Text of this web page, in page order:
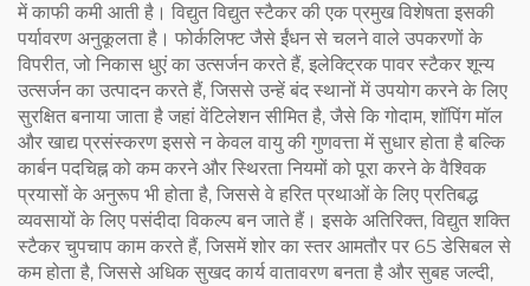
में काफी कमी आती है। विद्युत विद्युत स्टैकर की एक प्रमुख विशेषता इसकी
पर्यावरण अनुकूलता है। फोर्कलिफ्ट जैसे ईंधन से चलने वाले उपकरणों के
विपरीत, जो निकास धुएं का उत्सर्जन करते हैं, इलेक्ट्रिक पावर स्टैकर शून्य
उत्सर्जन का उत्पादन करते हैं, जिससे उन्हें बंद स्थानों में उपयोग करने के लिए
सुरक्षित बनाया जाता है जहां वेंटिलेशन सीमित है, जैसे कि गोदाम, शॉपिंग मॉल
और खाद्य प्रसंस्करण इससे न केवल वायु की गुणवत्ता में सुधार होता है बल्कि
कार्बन पदचिह्न को कम करने और स्थिरता नियमों को पूरा करने के वैश्विक
प्रयासों के अनुरूप भी होता है, जिससे वे हरित प्रथाओं के लिए प्रतिबद्ध
व्यवसायों के लिए पसंदीदा विकल्प बन जाते हैं। इसके अतिरिक्त, विद्युत शक्ति
स्टैकर चुपचाप काम करते हैं, जिसमें शोर का स्तर आमतौर पर 65 डेसिबल से
कम होता है, जिससे अधिक सुखद कार्य वातावरण बनता है और सुबह जल्दी,